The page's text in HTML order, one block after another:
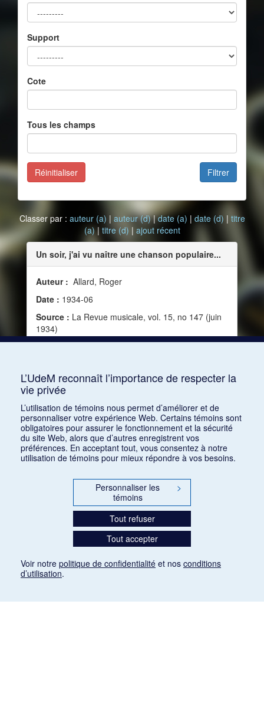
Support
Cote
Tous les champs
Filtrer
Réinitialiser
Classer par : auteur (a) | auteur (d)|date (a) | date (d) | titre
(a)| titre (d) | ajout récent
Un soir, j'ai vu naître une chanson populaire...
Auteur : Allard, Roger
Date : 1934-06
Source : La Revue musicale, vol. 15, no 147 (juin
1934)
L’UdeM reconnaît l’importance de respecter la
vie privée
L’utilisation de témoins nous permet d’améliorer et de
personnaliser votre expérience Web. Certains témoins sont
obligatoires pour assurer le fonctionnement et la sécurité
du site Web, alors que d’autres enregistrent vos
préférences. En acceptant tout, vous consentez à notre
utilisation de témoins pour mieux répondre à vos besoins.
Personnaliser les
témoins
>
Tout refuser
Tout accepter
Voir notre politique de confidentialité et nos conditions
d’utilisation.